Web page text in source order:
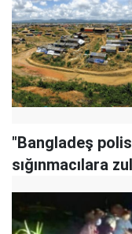
"Bangladeş
sığınmacılara